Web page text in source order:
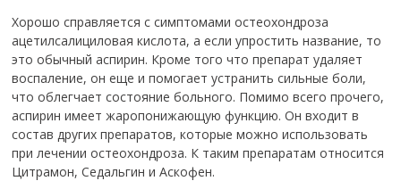
Хорошо справляется с симптомами остеохондроза
ацетилсалициловая кислота, а если упростить название, то
это обычный аспирин. Кроме того что препарат удаляет
воспаление, он еще и помогает устранить сильные боли,
что облегчает состояние больного. Помимо всего прочего,
аспирин имеет жаропонижающую функцию. Он входит в
состав других препаратов, которые можно использовать
при лечении остеохондроза. К таким препаратам относится
Цитрамон, Седальгин и Аскофен.